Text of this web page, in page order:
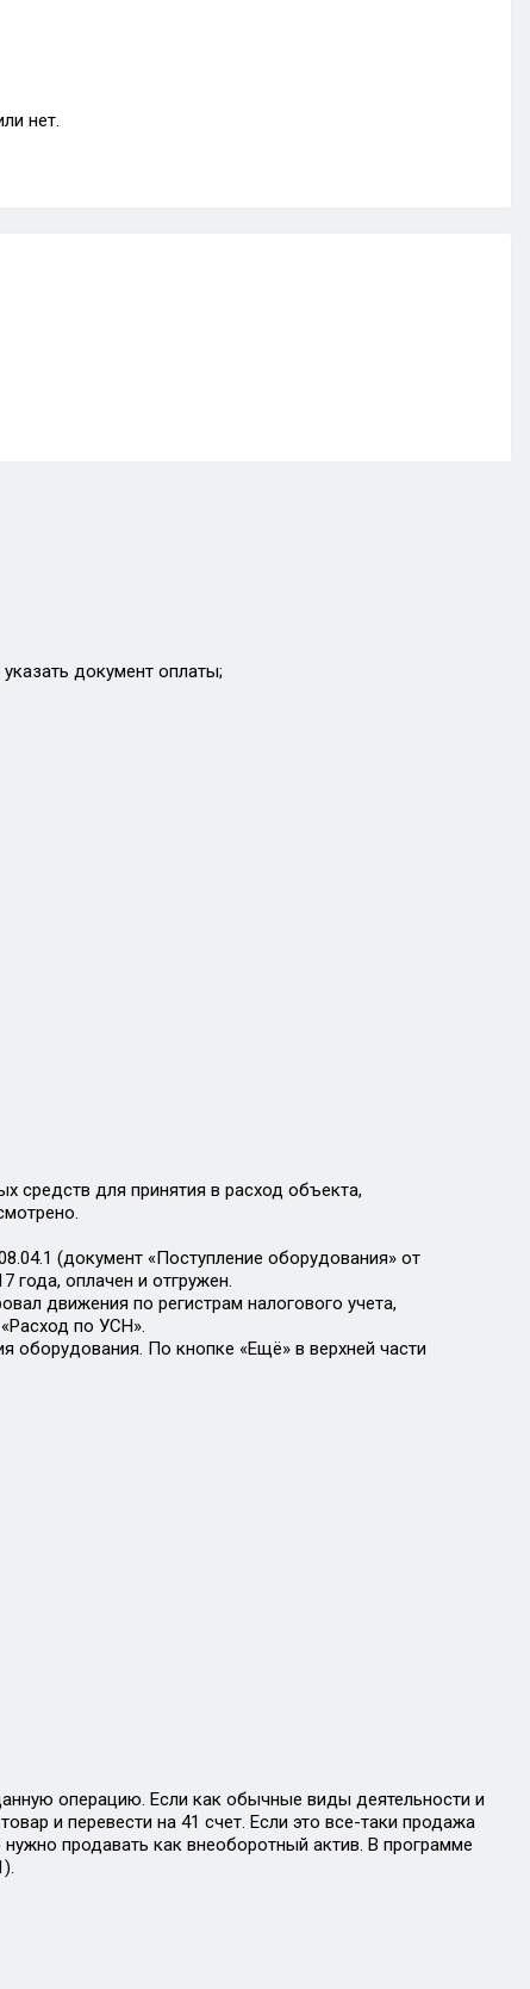
нет.
документ оплаты;
средств для принятия в расход объекта,
(документ «Поступление оборудования» от
года, оплачен и отгружен.
движения по регистрам налогового учета,
по УСН».
оборудования. По кнопке «Ещё» в верхней части
операцию. Если как обычные виды деятельности и
и перевести на 41 счет. Если это все-таки продажа
продавать как внеоборотный актив. В программе